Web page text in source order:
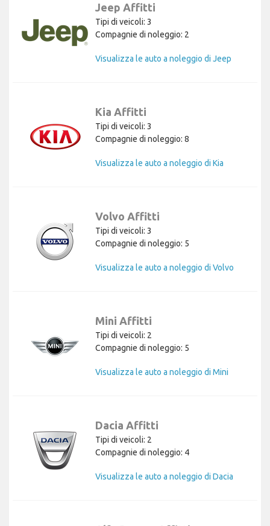
Jeep Affitti
Tipi di veicoli: 3
Compagnie di noleggio: 2
Visualizza le auto a noleggio di Jeep
Kia Affitti
Tipi di veicoli: 3
Compagnie di noleggio: 8
Visualizza le auto a noleggio di Kia
Volvo Affitti
Tipi di veicoli: 3
Compagnie di noleggio: 5
Visualizza le auto a noleggio di Volvo
Mini Affitti
Tipi di veicoli: 2
Compagnie di noleggio: 5
Visualizza le auto a noleggio di Mini
Dacia Affitti
Tipi di veicoli: 2
Compagnie di noleggio: 4
Visualizza le auto a noleggio di Dacia